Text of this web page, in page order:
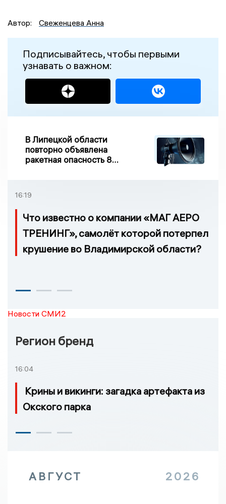
Автор: Свеженцева Анна
Подписывайтесь, чтобы первыми
узнавать о важном:
В Липецкой области
повторно объявлена
ракетная опасность 8
16:19
Что известно о компании «МАГ АЕРО
ТРЕНИНГ», самолёт которой потерпел
крушение во Владимирской области?
Новости СМИ2
Регион бренд
16:04
Крины и викинги: загадка артефакта из
Окского парка
АВГУСТ 2026